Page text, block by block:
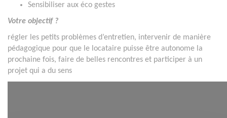
Sensibiliser aux éco gestes
Votre objectif ?
régler les petits problèmes d’entretien, intervenir de manière
pédagogique pour que le locataire puisse être autonome la
prochaine fois, faire de belles rencontres et participer à un
projet qui a du sens